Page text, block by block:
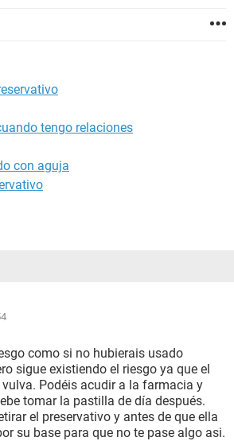
tengo relaciones
con aguja
como si no hubierais usado
sigue existiendo el riesgo ya que el
Podéis acudir a la farmacia y
tomar la pastilla de día después.
el preservativo y antes de que ella
su base para que no te pase algo asi.